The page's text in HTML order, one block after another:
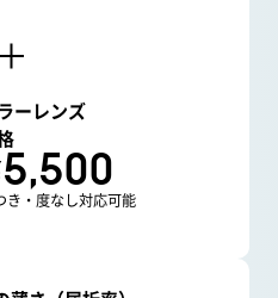
ーレンズ
き・度なし対応可能